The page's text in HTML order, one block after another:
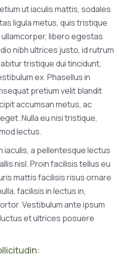
ut iaculis mattis, sodales
ligula metus, quis tristique
libero egestas
nibh ultrices justo, id rutrum
tristique dui tincidunt,
ex. Phasellus in
pretium velit blandit
accumsan metus, ac
Nulla eu nisi tristique,
lectus.
iaculis, a pellentesque lectus
nisl. Proin facilisis tellus eu
mattis facilisis risus ornare
facilisis in lectus in,
Vestibulum ante ipsum
et ultrices posuere